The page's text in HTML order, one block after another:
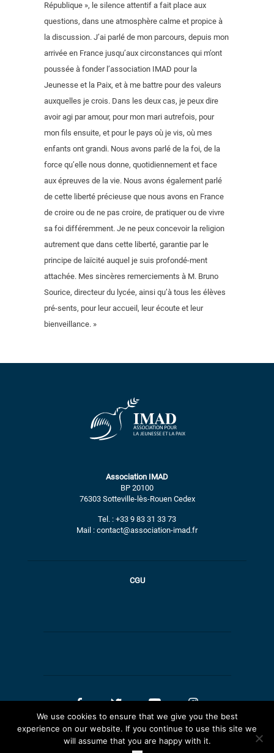
République », le silence attentif a fait place aux
questions, dans une atmosphère calme et propice à
la discussion. J’ai parlé de mon parcours, depuis mon
arrivée en France jusqu’aux circonstances qui m’ont
poussée à fonder l’association IMAD pour la
Jeunesse et la Paix, et à me battre pour des valeurs
auxquelles je crois. Dans les deux cas, je peux dire
avoir agi par amour, pour mon mari autrefois, pour
mon fils ensuite, et pour le pays où je vis, où mes
enfants ont grandi. Nous avons parlé de la foi, de la
force qu’elle nous donne, quotidiennement et face
aux épreuves de la vie. Nous avons également parlé
de cette liberté précieuse que nous avons en France
de croire ou de ne pas croire, de pratiquer ou de vivre
sa foi différemment. Je ne peux concevoir la religion
autrement que dans cette liberté, garantie par le
principe de laïcité auquel je suis profondé-ment
attachée. Mes sincères remerciements à M. Bruno
Sourice, directeur du lycée, ainsi qu’à tous les élèves
pré-sents, pour leur accueil, leur écoute et leur
bienveillance. »
Association IMAD
BP 20100
76303 Sotteville-lès-Rouen Cedex
Tel. : +33 9 83 31 33 73
Mail : contact@association-imad.fr
CGU
We use cookies to ensure that we give you the best
experience on our website. If you continue to use this site we
will assume that you are happy with it.